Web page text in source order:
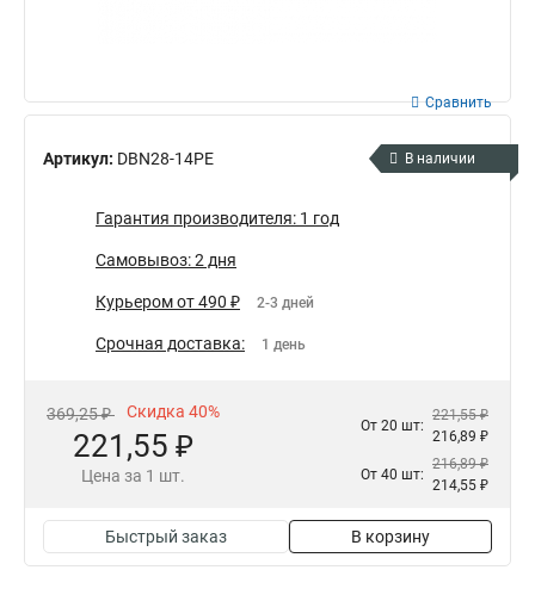
Артикул: DBN28-14PE
Сравнить
В наличии
Гарантия производителя: 1 год
Самовывоз: 2 дня
Курьером от 490 ₽ 2-3 дней
Срочная доставка: 1 день
369,25 ₽ Скидка 40%
221,55 ₽
Цена за 1 шт.
От 20 шт:
221,55 ₽
216,89 ₽
От 40 шт:
216,89 ₽
214,55 ₽
Быстрый заказ В корзину